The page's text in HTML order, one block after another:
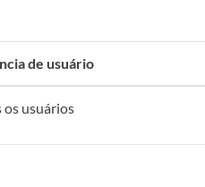
de usuário
os usuários